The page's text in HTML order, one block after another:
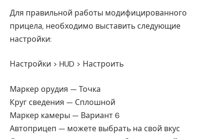
Для правильной работы модифицированного
прицела, необходимо выставить следующие
настройки:
Настройки > HUD > Настроить
Маркер орудия — Точка
Круг сведения — Сплошной
Маркер камеры — Вариант 6
Автоприцеп — можете выбрать на свой вкус